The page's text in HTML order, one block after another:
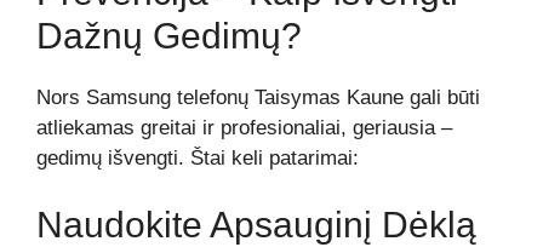
Dažnų Gedimų?
Nors Samsung telefonų Taisymas Kaune gali būti
atliekamas greitai ir profesionaliai, geriausia –
gedimų išvengti. Štai keli patarimai:
Naudokite Apsauginį Dėklą